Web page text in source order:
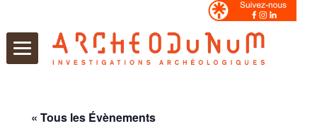
« Tous les Évènements